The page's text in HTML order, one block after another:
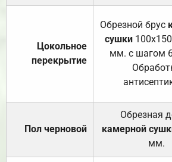
Цокольное
перекрытие
Обрезной брус
сушки
мм. с шагом
Пол черновой
Обрезная
камерной
мм.